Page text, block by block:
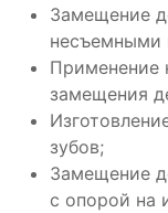
Замещение
несъемными
Применение
замещения
зубов;
Замещение
с опорой на